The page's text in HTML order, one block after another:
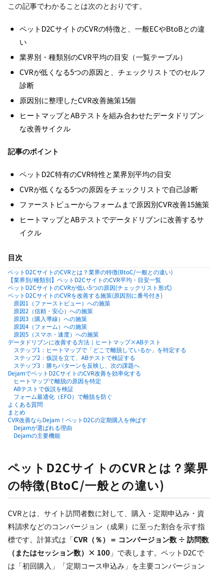
この記事でわかることは次のとおりです。
ペットD2CサイトのCVRの特徴と、一般ECやBtoBとの違
い
業界別・種類別のCVR平均の目安（一覧テーブル）
CVRが低くなる5つの原因と、チェックリストでのセルフ
診断
原因別に整理したCVR改善施策15個
ヒートマップとABテストを組み合わせたデータドリブン
な改善サイクル
記事のポイント
ペットD2C特有のCVR特性と業界別平均の目安
CVRが低くなる5つの原因をチェックリストで自己診断
ファーストビューからフォームまで原因別CVR改善15施策
ヒートマップとABテストでデータドリブンに改善するサ
イクル
目次
ペットD2CサイトのCVRとは？業界の特徴(BtoC/一般との違い)
【業界別/種類別】ペットD2CサイトのCVR平均・目安一覧
ペットD2CサイトのCVRが低い5つの原因(チェックリスト形式)
ペットD2CサイトのCVRを改善する施策(原因別に番号付き)
原因1（ファーストビュー）への施策
原因2（信頼・安心）への施策
原因3（購入導線）への施策
原因4（フォーム）への施策
原因5（スマホ・速度）への施策
データドリブンに改善する方法｜ヒートマップ×ABテスト
ステップ1：ヒートマップで「どこで離脱しているか」を特定する
ステップ2：仮説を立て、ABテストで検証する
ステップ3：勝ちパターンを反映し、次の課題へ
DejamでペットD2CサイトのCVR改善を効率化する
ヒートマップで離脱の原因を特定
ABテストで仮説を検証
フォーム最適化（EFO）で離脱を防ぐ
よくある質問
まとめ
CVR改善ならDejam！ペットD2Cの定期購入を伸ばす
Dejamが選ばれる理由
Dejamの主要機能
ペットD2CサイトのCVRとは？業界
の特徴(BtoC/一般との違い)
CVRとは、サイト訪問者数に対して、購入・定期申込み・資
料請求などのコンバージョン（成果）に至った割合を示す指
標です。計算式は「CVR（％）＝ コンバージョン数 ÷ 訪問数
（またはセッション数）× 100 」で表します。ペットD2Cで
は「初回購入」「定期コース申込み」を主要コンバージョン